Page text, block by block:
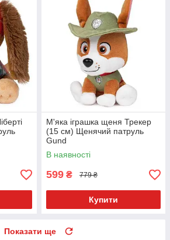
М'яка іграшка щеня Трекер
(15 см) Щенячий патруль
Gund
В наявності
599 ₴ 779 ₴
Купити
Показати ще